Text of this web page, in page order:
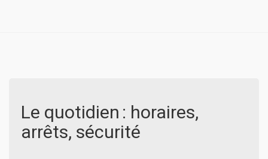
Le quotidien : horaires,
arrêts, sécurité